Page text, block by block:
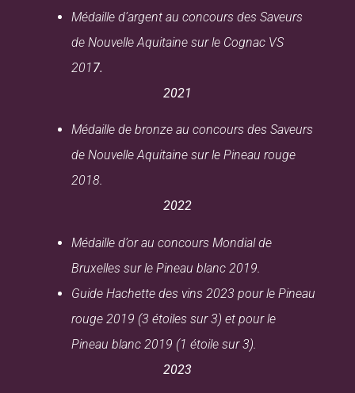
Médaille d’argent au concours des Saveurs
de Nouvelle Aquitaine sur le Cognac VS
2017.
2021
Médaille de bronze au concours des Saveurs
de Nouvelle Aquitaine sur le Pineau rouge
2018.
2022
Médaille d’or au concours Mondial de
Bruxelles sur le Pineau blanc 2019.
Guide Hachette des vins 2023 pour le Pineau
rouge 2019 (3 étoiles sur 3) et pour le
Pineau blanc 2019 (1 étoile sur 3).
2023